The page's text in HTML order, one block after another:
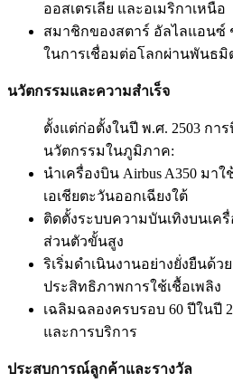
ออสเตรเลีย และอเมริกาเหนือ
สมาชิกของสตาร์ อัลไลแอนซ์
ในการเชื่อมต่อโลกผ่านพันธมิ
นวัตกรรมและความสำเร็จ
ตั้งแต่ก่อตั้งในปี พ.ศ. 2503 กา
นวัตกรรมในภูมิภาค:
นำเครื่องบิน Airbus A350 มา
เอเชียตะวันออกเฉียงใต้
ติดตั้งระบบความบันเทิงบนเค
ส่วนตัวขั้นสูง
ริเริ่มดำเนินงานอย่างยั่งยืนด้ว
ประสิทธิภาพการใช้เชื้อเพลิง
เฉลิมฉลองครบรอบ 60 ปีในปี
และการบริการ
ประสบการณ์ลูกค้าและรางวัล